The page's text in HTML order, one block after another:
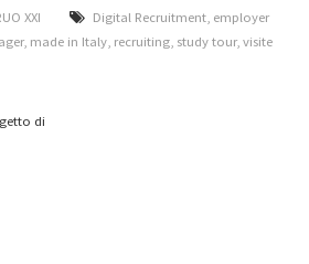
XXI Digital Recruitment, employer
, made in Italy recruiting study tour,visite
di